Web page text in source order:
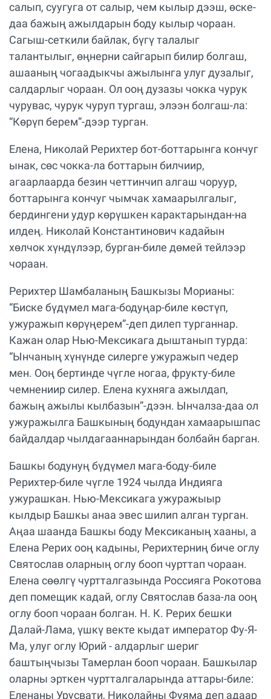
салып, суугуга от салыр, чем кылыр дээш, өске-
даа бажың ажылдарын боду кылыр чораан.
Сагыш-сеткили байлак, бүгү талалыг
талантылыг, өңнерни сайгарып билир болгаш,
ашааның чогаадыкчы ажылынга улуг дузалыг,
салдарлыг чораан. Ол ооң дузазы чокка чурук
чурувас, чурук чуруп тургаш, элээн болгаш-ла:
“Көрүп берем”-дээр турган.
Елена, Николай Рерихтер бот-боттарынга кончуг
ынак, сөс чокка-ла боттарын билчиир,
агаарлаарда безин четтинчип алгаш чоруур,
боттарынга кончуг чымчак хамаарылгалыг,
бердингени удур көрүшкен карактарындан-на
илдең. Николай Константинович кадайын
хөлчок хүндүлээр, бурган-биле дөмей тейлээр
чораан.
Рерихтер Шамбаланың Башкызы Морианы:
“Биске бүдүмел мага-бодуңар-биле көстүп,
ужуражып көрүңерем”-деп дилеп турганнар.
Кажан олар Нью-Мексикага дыштанып турда:
“Ынчаның хүнүнде силерге ужуражып чедер
мен. Ооң бертинде чүгле ногаа, фрукту-биле
чемнениир силер. Елена кухняга ажылдап,
бажың ажылы кылбазын”-дээн. Ынчалза-даа ол
ужуражылга Башкының бодундан хамаарышпас
байдалдар чылдагааннарындан болбайн барган.
Башкы бодунуң бүдүмел мага-боду-биле
Рерихтер-биле чүгле 1924 чылда Индияга
ужурашкан. Нью-Мексикага ужуражыыр
кылдыр Башкы анаа эвес шилип алган турган.
Аңаа шаанда Башкы боду Мексиканың хааны, а
Елена Рерих ооң кадыны, Рерихтерниң биче оглу
Святослав оларның оглу бооп чурттап чораан.
Елена сөөлгү чуртталгазында Россияга Рокотова
деп помещик кадай, оглу Святослав база-ла ооң
оглу бооп чораан болган. Н. К. Рерих бешки
Далай-Лама, үшкү векте кыдат император Фу-Я-
Ма, улуг оглу Юрий - алдарлыг шериг
баштыңчызы Тамерлан бооп чораан. Башкылар
оларны эрткен чуртталгаларында аттары-биле:
Еленаны Урусвати, Николайны Фуяма деп адаар